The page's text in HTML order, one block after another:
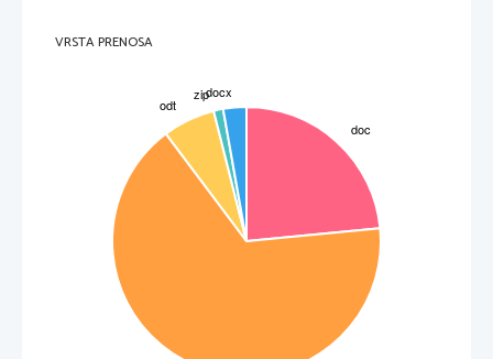
Napoleon je bil na višku svoje moči. Vladal je v vsej Evropi, razen na Balkanu. Francoski
imperij se je raztezal od Nizozemske in severne Nemčije prav v Italijo vključojoč z Rimom.
je ruski car Aleksander I. sklenil, da ne bo spoštoval zapore proti Veliki Britaniji, zato je
Napoleon odločil, da bo nekdanjega zaveznika kaznoval. Leta 1812 je brez poprejšnje
formalne vojne napovedi, prestopil rusko mejo z vojsko in začel prodirati proti Moskvi.
Francozi so se po dolgem boju vkorakali v Moskvo, kjer je cesar zaman pričakoval carjeve
VRSTA PRENOSA